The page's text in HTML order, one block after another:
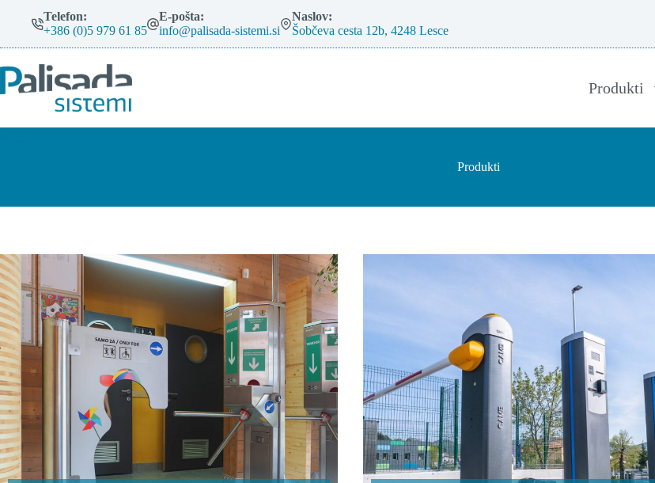
Telefon:
+386 (0)5 979 61 85
E-pošta:
info@palisada-sistemi.si
Naslov:
Šobčeva cesta 12b, 4248 Lesce
Produkti
Produkti